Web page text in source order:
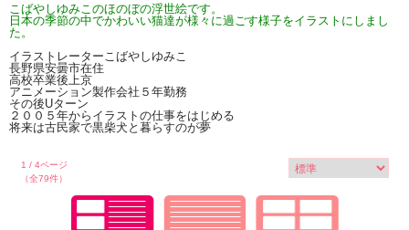
こばやしゆみこのほのぼの浮世絵です。
日本の季節の中でかわいい猫達が様々に過ごす様子をイラストにしまし
た。
イラストレーターこばやしゆみこ
長野県安曇市在住
高校卒業後上京
アニメーション製作会社５年勤務
その後Uターン
２００５年からイラストの仕事をはじめる
将来は古民家で黒柴犬と暮らすのが夢
1 / 4ページ
（全79件）